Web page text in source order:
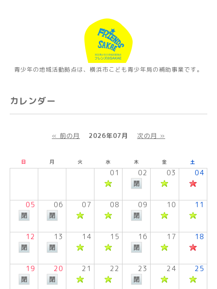
青少年の地域活動拠点は、横浜市こども青少年局の補助事業です。
カレンダー
« 前の月 2026年07月 次の月 »
日 月 火 水 木 金 土
01 02 03 04
05 06 07 08 09 10 11
12 13 14 15 16 17 18
19 20 21 22 23 24 25